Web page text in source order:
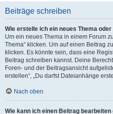
Beiträge schreiben
Wie erstelle ich ein neues Thema
Um ein neues Thema in einem Forum
Thema“ klicken. Um auf einen Beitrag
klicken. Es könnte sein, dass eine
Beitrag schreiben kannst. Deine
Foren- und der Beitragsansicht
erstellen“, „Du darfst Dateianhänge
Nach oben
Wie kann ich einen Beitrag